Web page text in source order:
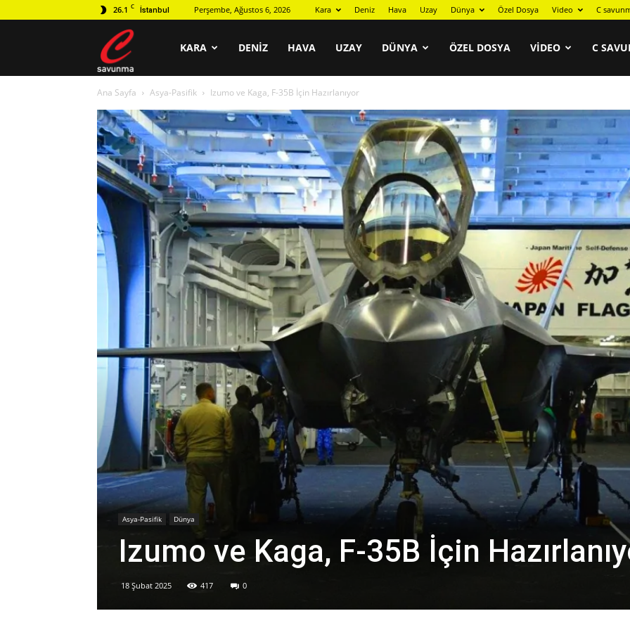
26.1 C İstanbul Perşembe, Ağustos 6, 2026 Kara Deniz Hava Uzay Dünya Özel Dosya Video C
KARA DENIZ HAVA UZAY DÜNYA ÖZEL DOSYA VIDEO C
Ana Sayfa Asya-Pasifik Izumo ve Kaga, F-35B İçin Hazırlanıyor
Asya-Pasifik Dünya
Izumo ve Kaga, F-35B İçin
18 Şubat 2025 417 0